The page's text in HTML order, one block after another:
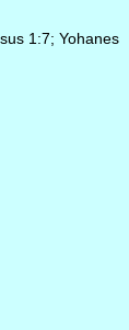
1:7; Yohanes